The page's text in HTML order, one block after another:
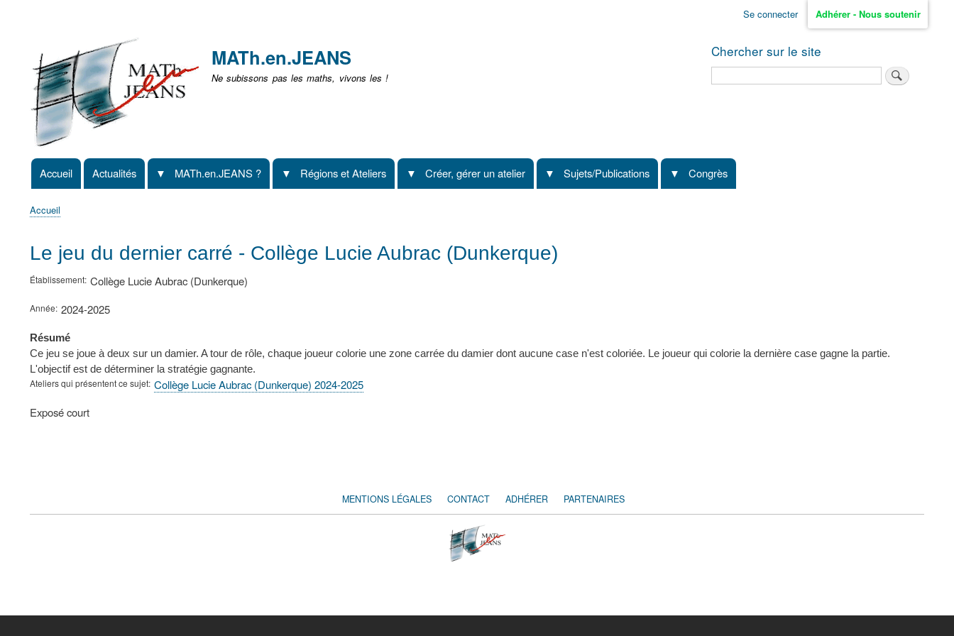
non
identifié
Se connecter Adhérer - Nous soutenir
MATh.en.JEANS
Ne subissons pas les maths, vivons les !
Chercher sur le site
Navigation
principale
Accueil Actualités MATh.en.JEANS ? Régions et Ateliers Créer, gérer un atelier Sujets/Publications Congrès
d'Ariane
Accueil
Le jeu du dernier carré - Collège Lucie Aubrac (Dunkerque)
Établissement Collège Lucie Aubrac (Dunkerque)
Année 2024-2025
Résumé
Ce jeu se joue à deux sur un damier. A tour de rôle, chaque joueur colorie une zone carrée du damier dont aucune case n'est coloriée. Le joueur qui colorie la dernière case gagne la partie.
L'objectif est de déterminer la stratégie gagnante.
Ateliers qui présentent ce sujet Collège Lucie Aubrac (Dunkerque) 2024-2025
Type
Exposé court
FOOTER
MENTIONS LÉGALES CONTACT ADHÉRER PARTENAIRES